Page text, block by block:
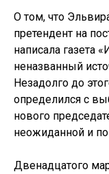
О том, что
претендент на
написала газета
неназванный
Незадолго до
определился с
нового
неожиданной и
Двенадцатого